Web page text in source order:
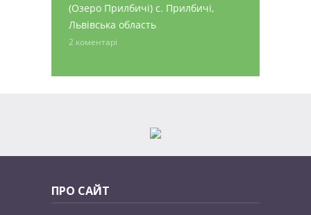
(Озеро Прилбичі) с. Прилбичі,
Львівська область
2 коментарі
ПРО САЙТ